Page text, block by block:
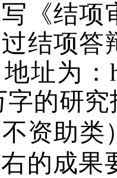
《结项
结项答
址为 ：
字的研究
资助类
的成果